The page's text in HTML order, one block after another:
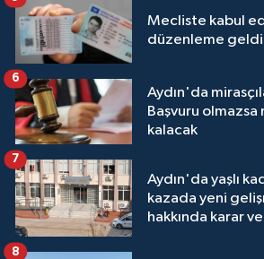
Mecliste kabul
düzenleme geldi
Aydın'da
Başvuru
kalacak
6
Aydın'da yaşlı
kazada yeni
hakkında karar
7
8